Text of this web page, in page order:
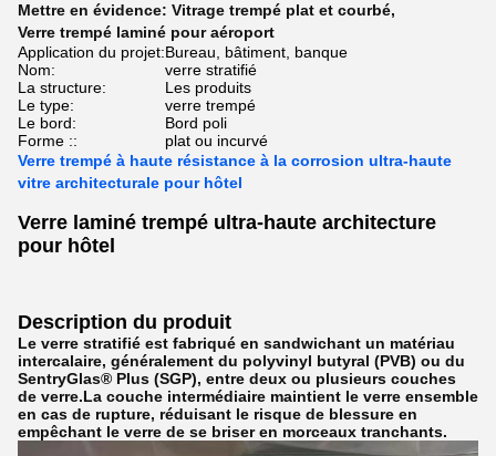
Mettre en évidence: Vitrage trempé plat et courbé,
Verre trempé laminé pour aéroport
Application du projet:Bureau, bâtiment, banque
Nom:
verre stratifié
La structure:
Les produits
Le type:
verre trempé
Le bord:
Bord poli
Forme ::
plat ou incurvé
Verre trempé à haute résistance à la corrosion ultra-haute
vitre architecturale pour hôtel
Verre laminé trempé ultra-haute architecture
pour hôtel
Description du produit
Le verre stratifié est fabriqué en sandwichant un matériau
intercalaire, généralement du polyvinyl butyral (PVB) ou du
SentryGlas® Plus (SGP), entre deux ou plusieurs couches
de verre.La couche intermédiaire maintient le verre ensemble
en cas de rupture, réduisant le risque de blessure en
empêchant le verre de se briser en morceaux tranchants.